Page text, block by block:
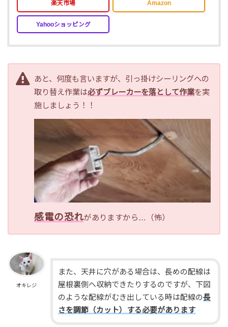
楽天市場 Amazon
Yahooショッピング
あと、何度も言いますが、引っ掛けシーリングへの
取り替え作業は必ずブレーカーを落として作業を実
施しましょう！！
感電の恐れがありますから…（怖）
オキレジ
また、天井に穴がある場合は、長めの配線は
屋根裏側へ収納できたりするのですが、下図
のような配線がむき出している時は配線の長
さを調節（カット）する必要があります